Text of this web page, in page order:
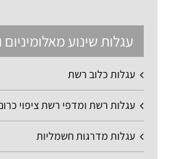
עגלות שינוע
עגלות כלוב רשת
עגלות רשת ומדפי רשת ציפוי
עגלות מדרגות חשמליות